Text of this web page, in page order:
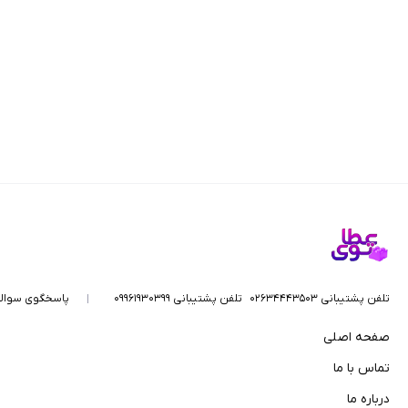
تلفن پشتیبانی ۰۲۶۳۴۴۴۳۵۰۳ تلفن پشتیبانی ۰۹۹۶۱۹۳۰۳۹۹ پاسخگوی
صفحه اصلی
تماس با ما
درباره ما